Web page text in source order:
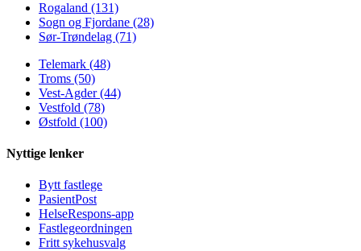
Rogaland (131)
Sogn og Fjordane (28)
Sør-Trøndelag (71)
Telemark (48)
Troms (50)
Vest-Agder (44)
Vestfold (78)
Østfold (100)
Nyttige lenker
Bytt fastlege
PasientPost
HelseRespons-app
Fastlegeordningen
Fritt sykehusvalg